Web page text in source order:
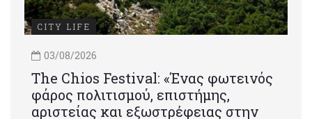
CITY LIFE
03/08/2026
Τhe Chios Festival: «Ένας φωτεινός
φάρος πολιτισμού, επιστήμης,
αριστείας και εξωστρέφειας στην